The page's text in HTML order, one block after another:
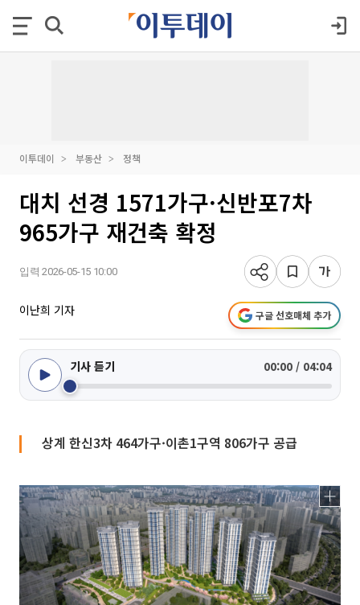
이투데이 부동산 정책
대치 선경 1571가구·신반포7차
965가구 재건축 확정
입력 2026-05-15 10:00
이난희 기자 구글 선호매체 추가
기사 듣기 00:00 / 04:04
상계 한신3차 464가구·이촌1구역 806가구 공급